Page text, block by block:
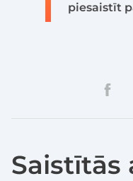
piesaistīt
Saistītās